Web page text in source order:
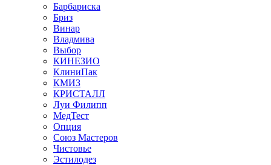
Барбариска
Бриз
Винар
Владмива
Выбор
КИНЕЗИО
КлиниПак
КМИЗ
КРИСТАЛЛ
Луи Филипп
МедТест
Опция
Союз Мастеров
Чистовье
Эстилодез